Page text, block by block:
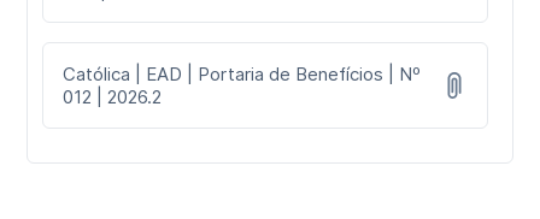
Católica | EAD | Portaria de Benefícios | Nº
012 | 2026.2